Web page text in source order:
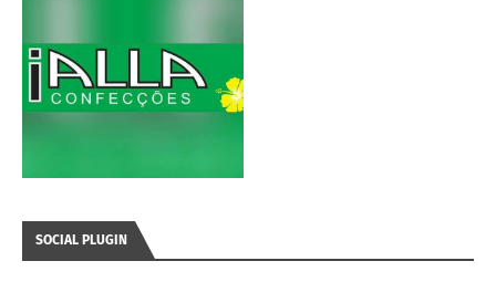
SOCIAL PLUGIN